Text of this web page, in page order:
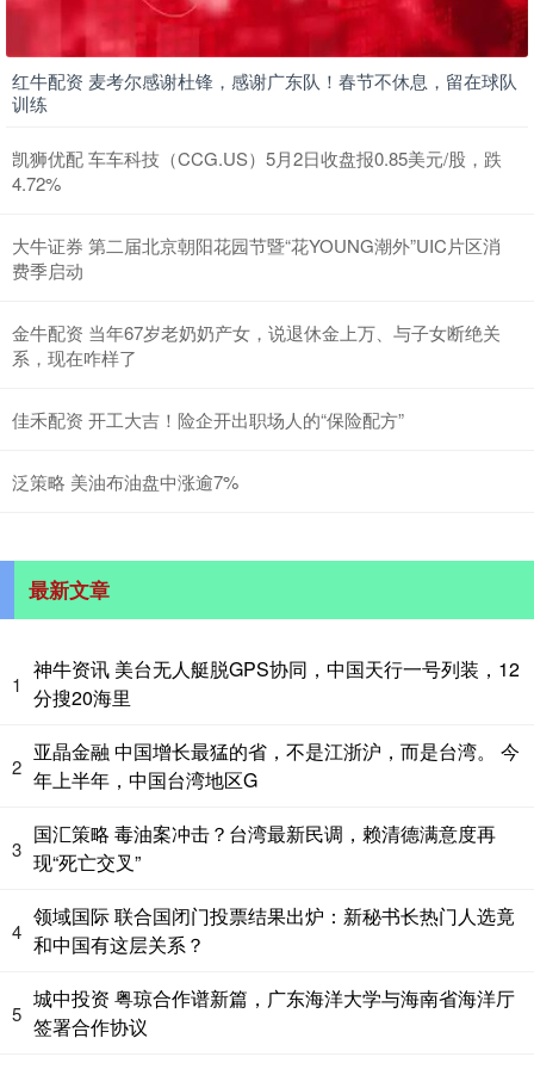
红牛配资 麦考尔感谢杜锋，感谢广东队！春节不休息，留在球队
训练
凯狮优配 车车科技（CCG.US）5月2日收盘报0.85美元/股，跌
4.72%
大牛证券 第二届北京朝阳花园节暨“花YOUNG潮外”UIC片区消
费季启动
金牛配资 当年67岁老奶奶产女，说退休金上万、与子女断绝关
系，现在咋样了
佳禾配资 开工大吉！险企开出职场人的“保险配方”
泛策略 美油布油盘中涨逾7%
最新文章
1
神牛资讯 美台无人艇脱GPS协同，中国天行一号列装，12
分搜20海里
2
亚晶金融 中国增长最猛的省，不是江浙沪，而是台湾。 今
年上半年，中国台湾地区G
3
国汇策略 毒油案冲击？台湾最新民调，赖清德满意度再
现“死亡交叉”
4
领域国际 联合国闭门投票结果出炉：新秘书长热门人选竟
和中国有这层关系？
5
城中投资 粤琼合作谱新篇，广东海洋大学与海南省海洋厅
签署合作协议